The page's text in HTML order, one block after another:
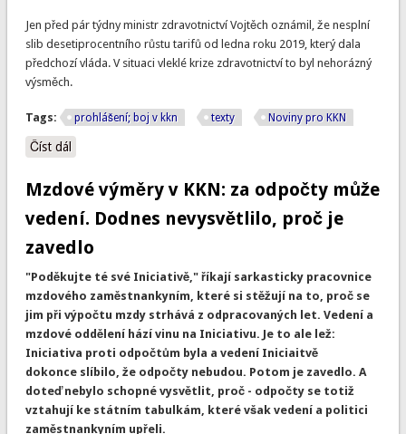
Jen před pár týdny ministr zdravotnictví Vojtěch oznámil, že nesplní
slib desetiprocentního růstu tarifů od ledna roku 2019, který dala
předchozí vláda. V situaci vleklé krize zdravotnictví to byl nehorázný
výsměch.
Tags: prohlášení; boj v kkn texty Noviny pro KKN
Číst dálProhlášení INICIATIVY SESTER k setkání odborů s Babišem
si z nich svoje ILUZE
Mzdové výměry v KKN: za odpočty může
vedení. Dodnes nevysvětlilo, proč je
zavedlo
"Poděkujte té své Iniciativě," říkají sarkasticky pracovnice
mzdového zaměstnankyním, které si stěžují na to, proč se
jim při výpočtu mzdy strhává z odpracovaných let. Vedení a
mzdové oddělení hází vinu na Iniciativu. Je to ale lež:
Iniciativa proti odpočtům byla a vedení Iniciaitvě
dokonce slíbilo, že odpočty nebudou. Potom je zavedlo. A
doteď nebylo schopné vysvětlit, proč - odpočty se totiž
vztahují ke státním tabulkám, které však vedení a politici
zaměstnankyním upřeli.